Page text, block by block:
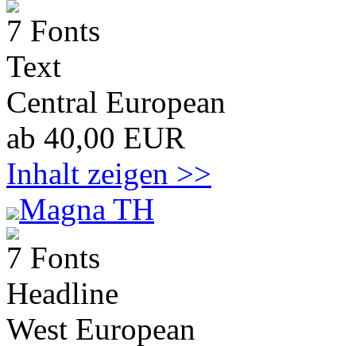
7 Fonts
Text
Central European
ab 40,00 EUR
Inhalt zeigen >>
Magna TH
7 Fonts
Headline
West European